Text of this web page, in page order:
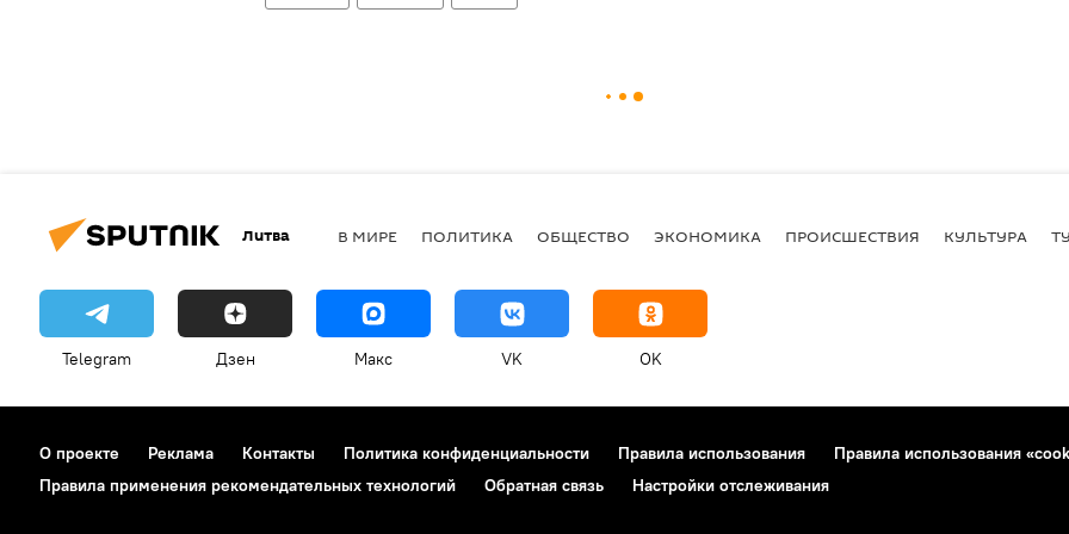
Литва В МИРЕ ПОЛИТИКА ОБЩЕСТВО ЭКОНОМИКА ПРОИСШЕСТВИЯ КУЛЬТУРА
Telegram Дзен Макс VK OK
О проекте Реклама Контакты Политика конфиденциальности Правила использования
Правила использования
Правила применения рекомендательных технологий
Обратная связь Настройки отслеживания